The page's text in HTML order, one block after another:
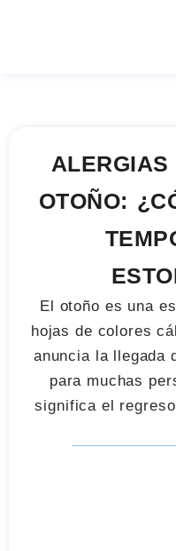
OTOÑO:
El otoño es una
hojas de colores
anuncia la llegada
para muchas
significa el